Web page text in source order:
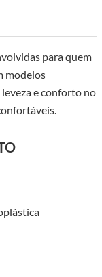
para quem
modelos
e conforto no